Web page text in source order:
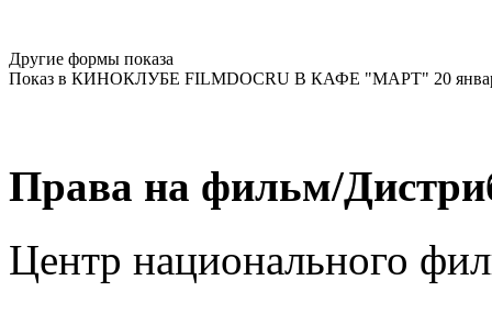
Другие формы показа
Показ в КИНОКЛУБЕ FILMDOCRU В КАФЕ "МАРТ" 20
Права на фильм/
Центр национального